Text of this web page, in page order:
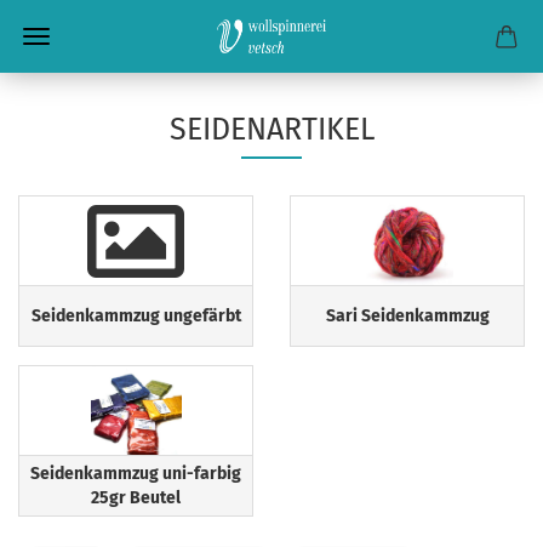
SEIDENARTIKEL
Seidenkammzug ungefärbt Sari Seidenkammzug
Seidenkammzug uni-farbig
25gr Beutel